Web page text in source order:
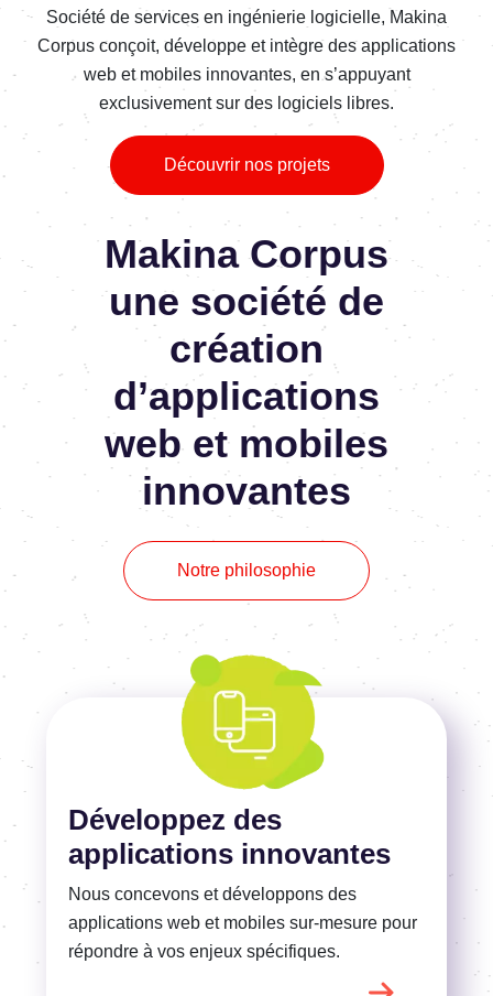
Société de services en ingénierie logicielle, Makina
Corpus conçoit, développe et intègre des applications
web et mobiles innovantes, en s’appuyant
exclusivement sur des logiciels libres.
Découvrir nos projets
Makina Corpus
une société de
création
d’applications
web et mobiles
innovantes
Notre philosophie
Développez des
applications innovantes
Nous concevons et développons des
applications web et mobiles sur-mesure pour
répondre à vos enjeux spécifiques.
En savoir plus